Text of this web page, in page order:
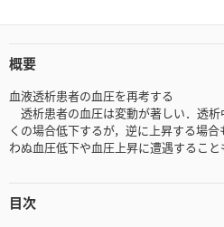
概要
血液透析患者の血圧を再考する
透析患者の血圧は変動が著しい．透
くの場合低下するが，逆に上昇する場
わぬ血圧低下や血圧上昇に遭遇すること
目次